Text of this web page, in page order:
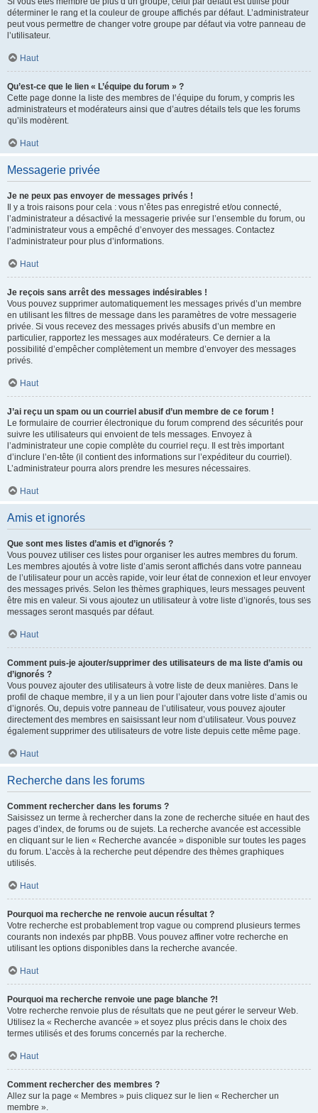
déterminer le rang et la couleur de groupe affichés par défaut. L’administrateur
peut vous permettre de changer votre groupe par défaut via votre panneau de
l’utilisateur.
Haut
Qu’est-ce que le lien « L’équipe du forum » ?
Cette page donne la liste des membres de l’équipe du forum, y compris les
administrateurs et modérateurs ainsi que d’autres détails tels que les forums
qu’ils modèrent.
Haut
Messagerie privée
Je ne peux pas envoyer de messages privés !
Il y a trois raisons pour cela : vous n’êtes pas enregistré et/ou connecté,
l’administrateur a désactivé la messagerie privée sur l’ensemble du forum, ou
l’administrateur vous a empêché d’envoyer des messages. Contactez
l’administrateur pour plus d’informations.
Haut
Je reçois sans arrêt des messages indésirables !
Vous pouvez supprimer automatiquement les messages privés d’un membre
en utilisant les filtres de message dans les paramètres de votre messagerie
privée. Si vous recevez des messages privés abusifs d’un membre en
particulier, rapportez les messages aux modérateurs. Ce dernier a la
possibilité d’empêcher complètement un membre d’envoyer des messages
privés.
Haut
J’ai reçu un spam ou un courriel abusif d’un membre de ce forum !
Le formulaire de courrier électronique du forum comprend des sécurités pour
suivre les utilisateurs qui envoient de tels messages. Envoyez à
l’administrateur une copie complète du courriel reçu. Il est très important
d’inclure l’en-tête (il contient des informations sur l’expéditeur du courriel).
L’administrateur pourra alors prendre les mesures nécessaires.
Haut
Amis et ignorés
Que sont mes listes d’amis et d’ignorés ?
Vous pouvez utiliser ces listes pour organiser les autres membres du forum.
Les membres ajoutés à votre liste d’amis seront affichés dans votre panneau
de l’utilisateur pour un accès rapide, voir leur état de connexion et leur envoyer
des messages privés. Selon les thèmes graphiques, leurs messages peuvent
être mis en valeur. Si vous ajoutez un utilisateur à votre liste d’ignorés, tous ses
messages seront masqués par défaut.
Haut
Comment puis-je ajouter/supprimer des utilisateurs de ma liste d’amis ou
d’ignorés ?
Vous pouvez ajouter des utilisateurs à votre liste de deux manières. Dans le
profil de chaque membre, il y a un lien pour l’ajouter dans votre liste d’amis ou
d’ignorés. Ou, depuis votre panneau de l’utilisateur, vous pouvez ajouter
directement des membres en saisissant leur nom d’utilisateur. Vous pouvez
également supprimer des utilisateurs de votre liste depuis cette même page.
Haut
Recherche dans les forums
Comment rechercher dans les forums ?
Saisissez un terme à rechercher dans la zone de recherche située en haut des
pages d’index, de forums ou de sujets. La recherche avancée est accessible
en cliquant sur le lien « Recherche avancée » disponible sur toutes les pages
du forum. L’accès à la recherche peut dépendre des thèmes graphiques
utilisés.
Haut
Pourquoi ma recherche ne renvoie aucun résultat ?
Votre recherche est probablement trop vague ou comprend plusieurs termes
courants non indexés par phpBB. Vous pouvez affiner votre recherche en
utilisant les options disponibles dans la recherche avancée.
Haut
Pourquoi ma recherche renvoie une page blanche ?!
Votre recherche renvoie plus de résultats que ne peut gérer le serveur Web.
Utilisez la « Recherche avancée » et soyez plus précis dans le choix des
termes utilisés et des forums concernés par la recherche.
Haut
Comment rechercher des membres ?
Allez sur la page « Membres » puis cliquez sur le lien « Rechercher un
membre ».